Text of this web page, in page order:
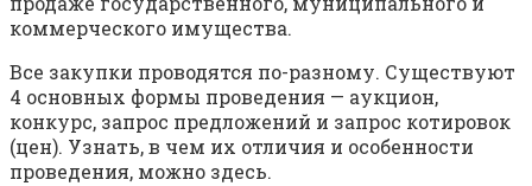
коммерческого имущества.
Все закупки проводятся по-разному. Существуют
4 основных формы проведения — аукцион,
конкурс, запрос предложений и запрос котировок
(цен). Узнать, в чем их отличия и особенности
проведения, можно здесь.